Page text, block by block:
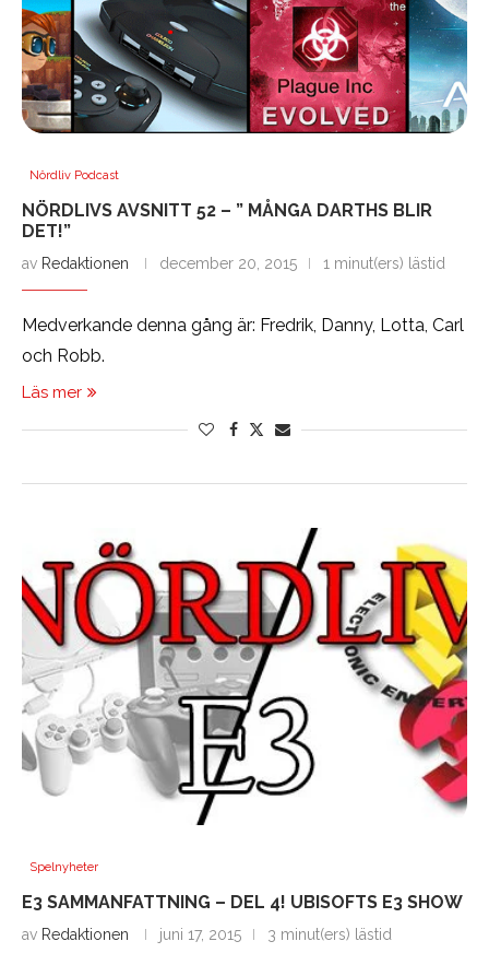
Nördliv Podcast
NÖRDLIVS AVSNITT 52 – ” MÅNGA DARTHS BLIR
DET!”
av Redaktionen december 20, 2015 1 minut(ers) lästid
Medverkande denna gång är: Fredrik, Danny, Lotta, Carl
och Robb.
Läs mer
Spelnyheter
E3 SAMMANFATTNING – DEL 4! UBISOFTS E3 SHOW
av Redaktionen juni 17, 2015 3 minut(ers) lästid